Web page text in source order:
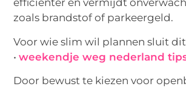
efficiënter en vermijdt
zoals brandstof of parkeergeld.
Voor wie slim wil plannen sluit
•weekendje weg nederland
Door bewust te kiezen voor